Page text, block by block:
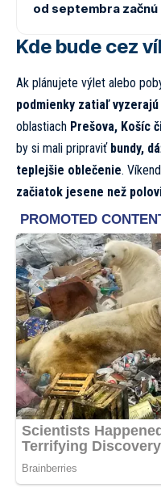
od septembra začnú
Kde bude cez
Ak plánujete výlet alebo
podmienky zatiaľ
oblastiach Prešova, Košíc
by si mali pripraviť bundy,
teplejšie oblečenie.
začiatok jesene než